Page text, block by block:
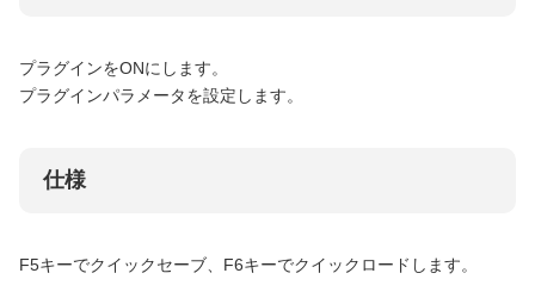
プラグインをONにします。
プラグインパラメータを設定します。
仕様
F5キーでクイックセーブ、F6キーでクイックロードします。